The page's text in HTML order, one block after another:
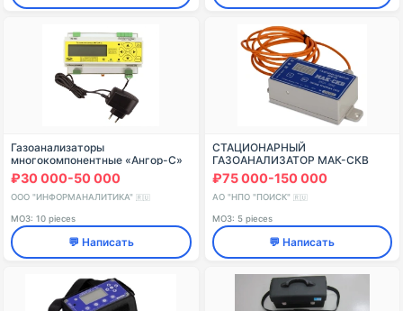
Газоанализаторы
многокомпонентные «Ангор-С»
₽30 000-50 000
ООО "ИНФОРМАНАЛИТИКА" 🇷🇺
МОЗ: 10 pieces
💬 Написать
СТАЦИОНАРНЫЙ
ГАЗОАНАЛИЗАТОР МАК-СКВ
ИСПОЛНЕНИЕ 009
₽75 000-150 000
АО "НПО "ПОИСК" 🇷🇺
МОЗ: 5 pieces
💬 Написать